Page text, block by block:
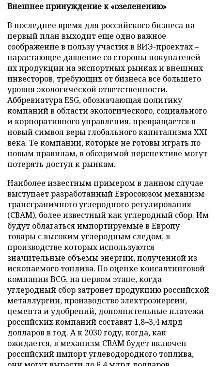
Внешнее принуждение к «озеленению»
В последнее время для российского бизнеса на
первый план выходит еще одно важное
соображение в пользу участия в ВИЭ-проектах –
нарастающее давление со стороны покупателей
их продукции на экспортных рынках и внешних
инвесторов, требующих от бизнеса все большего
уровня экологической ответственности.
Аббревиатура ESG, обозначающая политику
компаний в области экологического, социального
и корпоративного управления, превращается в
новый символ веры глобального капитализма XXI
века. Те компании, которые не готовы играть по
новым правилам, в обозримой перспективе могут
потерять доступ к рынкам.
Наиболее известным примером в данном случае
выступает разработанный Евросоюзом механизм
трансграничного углеродного регулирования
(СВАМ), более известный как углеродный сбор. Им
будут облагаться импортируемые в Европу
товары с высоким углеродным следом, в
производстве которых используются
значительные объемы энергии, полученной из
ископаемого топлива. По оценке консалтинговой
компании BCG, на первом этапе, когда
углеродный сбор затронет продукцию российской
металлургии, производство электроэнергии,
цемента и удобрений, дополнительные платежи
российских компаний составят 1,8–3,4 млрд
долларов в год. А к 2030 году, когда, как
ожидается, в механизм СВАМ будет включен
российский импорт углеводородного топлива,